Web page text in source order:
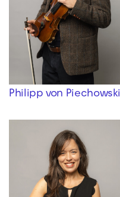
Philipp von Piechowski